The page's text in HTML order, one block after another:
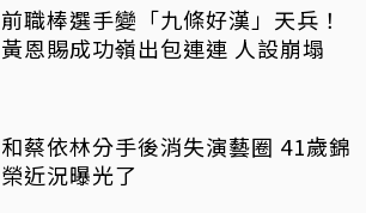
前職棒選手變「九條好漢」天兵！
黃恩賜成功嶺出包連連 人設崩塌
和蔡依林分手後消失演藝圈 41歲錦
榮近況曝光了